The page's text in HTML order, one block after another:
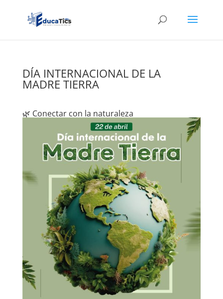
DÍA INTERNACIONAL DE LA
MADRE TIERRA
🌿 Conectar con la naturaleza